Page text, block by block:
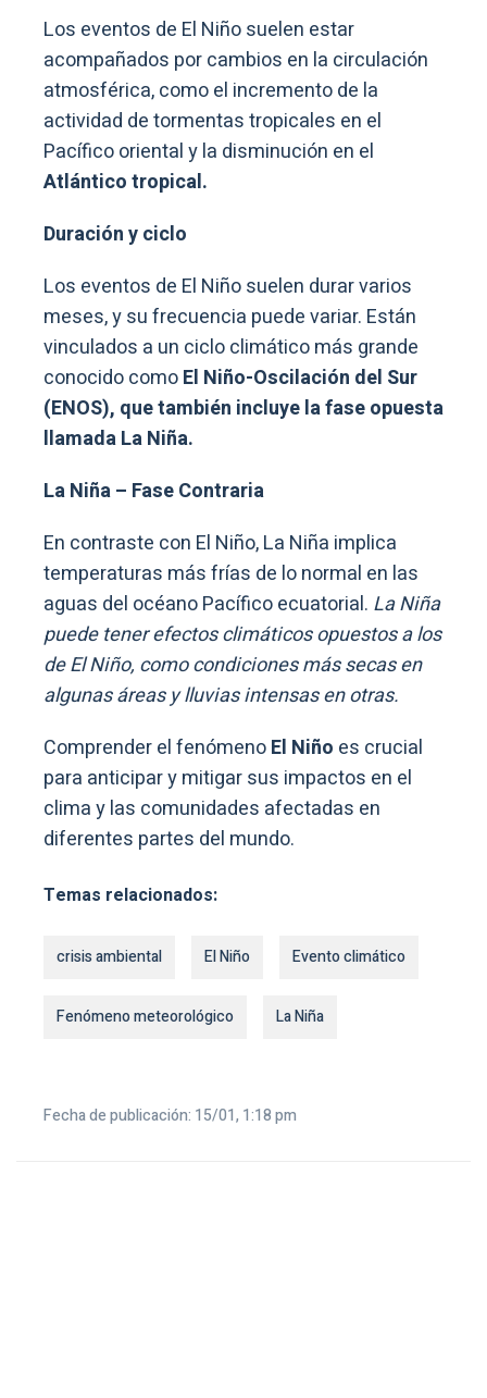
Los eventos de El Niño suelen estar
acompañados por cambios en la circulación
atmosférica, como el incremento de la
actividad de tormentas tropicales en el
Pacífico oriental y la disminución en el
Atlántico tropical.
Duración y ciclo
Los eventos de El Niño suelen durar varios
meses, y su frecuencia puede variar. Están
vinculados a un ciclo climático más grande
conocido comoEl Niño-Oscilación del Sur
(ENOS), que también incluye la fase opuesta
llamada La Niña.
La Niña – Fase Contraria
En contraste con El Niño, La Niña implica
temperaturas más frías de lo normal en las
aguas del océano Pacífico ecuatorial. La Niña
puede tener efectos climáticos opuestos a los
de El Niño, como condiciones más secas en
algunas áreas y lluvias intensas en otras.
Comprender el fenómenoEl Niño es crucial
para anticipar y mitigar sus impactos en el
clima y las comunidades afectadas en
diferentes partes del mundo.
Temas relacionados:
crisis ambiental El Niño Evento climático
Fenómeno meteorológico La Niña
Fecha de publicación: 15/01, 1:18 pm